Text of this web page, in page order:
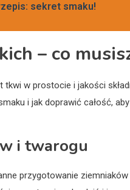
sekret smaku!
– co
w prostocie i jakości
i jak doprawić całość,
i twarogu
przygotowanie